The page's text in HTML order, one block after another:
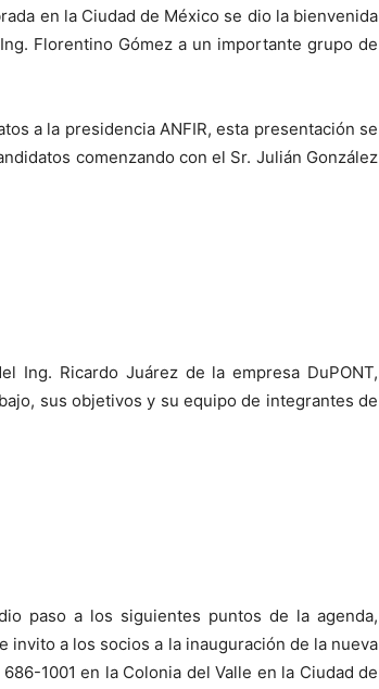
en la Ciudad de México se dio la bienvenida
Florentino Gómez a un importante grupo de
a la presidencia ANFIR, esta presentación se
comenzando con el Sr. Julián González
Ing. Ricardo Juárez de la empresa DuPONT,
sus objetivos y su equipo de integrantes de
paso a los siguientes puntos de la agenda,
a los socios a la inauguración de la nueva
1001 en la Colonia del Valle en la Ciudad de